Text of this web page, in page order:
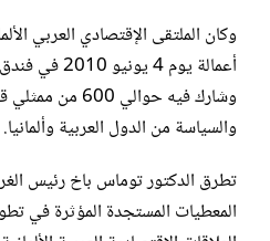
وكان الملتقى الإقتصادي العربي
أعمالة يوم 4
وشارك فيه حوالي
والسياسة من الدول العربية وألمانيا.‏
تطرق الدكتور توماس باخ رئيس
المعطيات المستجدة المؤثرة في